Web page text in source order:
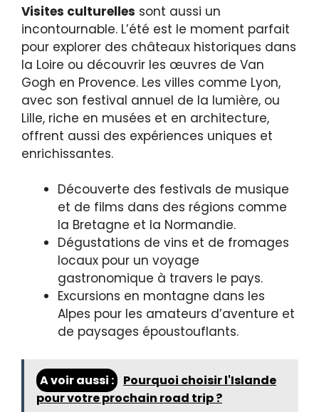
Visites culturelles sont aussi un
incontournable. L’été est le moment parfait
pour explorer des châteaux historiques dans
la Loire ou découvrir les œuvres de Van
Gogh en Provence. Les villes comme Lyon,
avec son festival annuel de la lumière, ou
Lille, riche en musées et en architecture,
offrent aussi des expériences uniques et
enrichissantes.
Découverte des festivals de musique
et de films dans des régions comme
la Bretagne et la Normandie.
Dégustations de vins et de fromages
locaux pour un voyage
gastronomique à travers le pays.
Excursions en montagne dans les
Alpes pour les amateurs d’aventure et
de paysages époustouflants.
A voir aussi :
Pourquoi choisir l'Islande
pour votre prochain road trip ?